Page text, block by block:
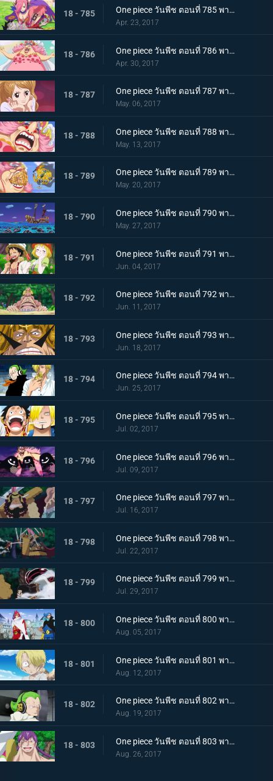
18 - 785 One piece วันพีช ตอนที่ 785 พากย์ไทย วิกฤตพิษร้าย ลูฟี่กับเรจู
Apr. 23, 2017
18 - 786 One piece วันพีช ตอนที่ 786 พากย์ไทย ท็อตโตะแลนด์ บิ๊กมัมปรากฏตัว
Apr. 30, 2017
18 - 787 One piece วันพีช ตอนที่ 787 พากย์ไทย ลูกสาวของสี่จักรพรรดิ พุดดิ้ง คู่หมั้นของซันจิ
May. 06, 2017
18 - 788 One piece วันพีช ตอนที่ 788 พากย์ไทย คลั่งสะท้านเมือง มัมผู้หิวกระหาย
May. 13, 2017
18 - 789 One piece วันพีช ตอนที่ 789 พากย์ไทย เมืองหลวงพินาศ บิ๊กมัมกับจินเบ
May. 20, 2017
18 - 790 One piece วันพีช ตอนที่ 790 พากย์ไทย ปราสาทของสี่จักรพรรดิ ถึงแล้วโฮลเค้กไอแลนด์
May. 27, 2017
18 - 791 One piece วันพีช ตอนที่ 791 พากย์ไทย ป่าของหวานพิลึก ลูฟี่ VS ลูฟี่
Jun. 04, 2017
18 - 792 One piece วันพีช ตอนที่ 792 พากย์ไทย นักฆ่าของหม่าม๊า ลูฟี่กับป่าพิศวง!
Jun. 11, 2017
18 - 793 One piece วันพีช ตอนที่ 793 พากย์ไทย ประเทศลอยทะเล จัดจ์ กษัตริย์แห่งเจอร์ม่า
Jun. 18, 2017
18 - 794 One piece วันพีช ตอนที่ 794 พากย์ไทย พ่อลูกปะทะกัน จัดจ์ VS ซันจิ
Jun. 25, 2017
18 - 795 One piece วันพีช ตอนที่ 795 พากย์ไทย ความทะเยอทะยานที่ยิ่งใหญ่ บิ๊กมัมกับซีซ่าร์
Jul. 02, 2017
18 - 796 One piece วันพีช ตอนที่ 796 พากย์ไทย ดินแดนแห่งวิญญาณ ความสามารถที่น่ากลัวของมัม
Jul. 09, 2017
18 - 797 One piece วันพีช ตอนที่ 797 พากย์ไทย หัวหน้าใหญ่ ! 1 ใน 3 แม่ทัพแครกเกอร์ปรากฏตัว
Jul. 16, 2017
18 - 798 One piece วันพีช ตอนที่ 798 พากย์ไทย คู่ปรับ 800 ล้าน ลูฟี่ VS แครกเกอร์พันมือ
Jul. 22, 2017
18 - 799 One piece วันพีช ตอนที่ 799 พากย์ไทย การปะทะสุดกำลัง เกียร์สี่ VS พลังบิสบิส
Jul. 29, 2017
18 - 800 One piece วันพีช ตอนที่ 800 พากย์ไทย 1 กับ 2 รวมตัว ! ครอบครัววินสโมค
Aug. 05, 2017
18 - 801 One piece วันพีช ตอนที่ 801 พากย์ไทย ชีวิตของผู้มีพระคุณ ซันจิกับโอเนอร์เชฟ
Aug. 12, 2017
18 - 802 One piece วันพีช ตอนที่ 802 พากย์ไทย ซันจิผู้โกรธเกรี้ยว ความลับของเจอร์ม่า 66
Aug. 19, 2017
18 - 803 One piece วันพีช ตอนที่ 803 พากย์ไทย อดีตที่ถูกทิ้งไป วินสโมค ซันจิ
Aug. 26, 2017